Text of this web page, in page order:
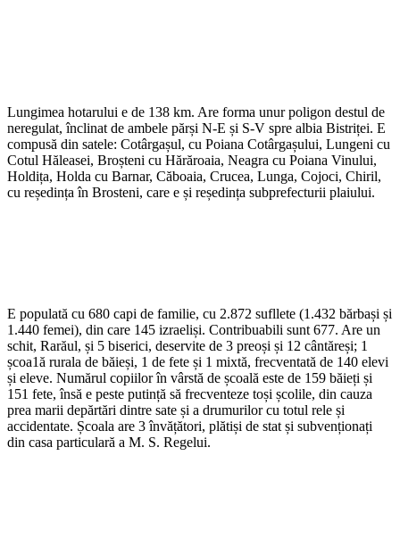
Lungimea hotarului e de 138 km. Are forma unur poligon destul de
neregulat, înclinat de ambele părși N-E și S-V spre albia Bistriței. E
compusă din satele: Cotârgașul, cu Poiana Cotârgașului, Lungeni cu
Cotul Hăleasei, Broșteni cu Hărăroaia, Neagra cu Poiana Vinului,
Holdița, Holda cu Barnar, Căboaia, Crucea, Lunga, Cojoci, Chiril,
cu reședința în Brosteni, care e și reședința subprefecturii plaiului.
E populată cu 680 capi de familie, cu 2.872 sufllete (1.432 bărbași și
1.440 femei), din care 145 izraeliși. Contribuabili sunt 677. Are un
schit, Rarăul, și 5 biserici, deservite de 3 preoși și 12 cântăreși; 1
școa1ă rurala de băieși, 1 de fete și 1 mixtă, frecventată de 140 elevi
și eleve. Numărul copiilor în vârstă de școală este de 159 băieți și
151 fete, însă e peste putință să frecventeze toși școlile, din cauza
prea marii depărtări dintre sate și a drumurilor cu totul rele și
accidentate. Școala are 3 învățători, plătiși de stat și subvenționați
din casa particulară a M. S. Regelui.